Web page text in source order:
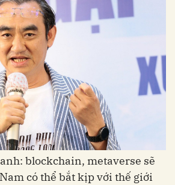
blockchain, metaverse sẽ
có thể bắt kịp với thế giới